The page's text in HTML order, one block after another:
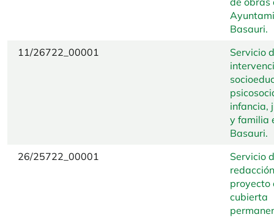
Basauri.
11/26722_00001
Servicio
infancia,
y familia
Basauri.
26/25722_00001
Servicio
proyecto
cubierta